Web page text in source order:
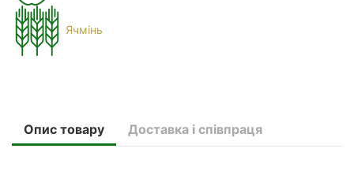
Ячмінь
Опис товару Доставка і співпраця